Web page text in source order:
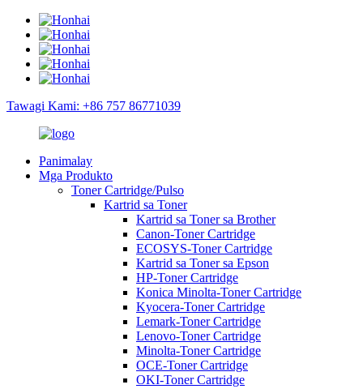
Tawagi Kami: +86 757 86771039
Panimalay
Mga Produkto
Toner Cartridge/Pulso
Kartrid sa Toner
Kartrid sa Toner sa Brother
Canon-Toner Cartridge
ECOSYS-Toner Cartridge
Kartrid sa Toner sa Epson
HP-Toner Cartridge
Konica Minolta-Toner Cartridge
Kyocera-Toner Cartridge
Lemark-Toner Cartridge
Lenovo-Toner Cartridge
Minolta-Toner Cartridge
OCE-Toner Cartridge
OKI-Toner Cartridge